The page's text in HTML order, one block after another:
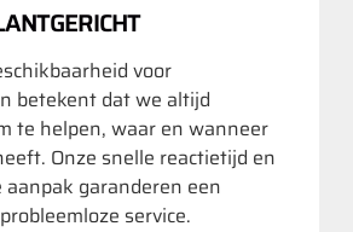
voor
betekent dat we altijd
te helpen, waar en wanneer
Onze snelle reactietijd en
garanderen een
service.